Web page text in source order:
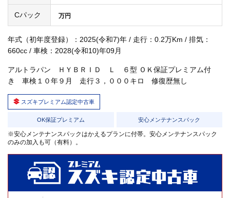
Cパック 万円
年式（初年度登録）：2025(令和7)年 / 走行：0.2万Km / 排気：
660cc / 車検：2028(令和10)年09月
アルトラパン ＨＹＢＲＩＤ Ｌ ６型 ＯＫ保証プレミアム付
き 車検１０年９月 走行３，０００キロ 修復歴無し
スズキプレミアム認定中古車
OK保証プレミアム 安心メンテナンスパック
※安心メンテナンスパックはかえるプランに付帯。安心メンテナンスパック
のみの加入も可（有料）。